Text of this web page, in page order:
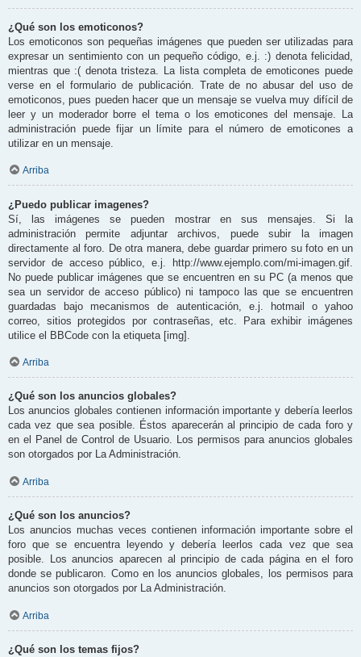
¿Qué son los emoticonos?
Los emoticonos son pequeñas imágenes que pueden ser utilizadas para
expresar un sentimiento con un pequeño código, e.j. :) denota felicidad,
mientras que :( denota tristeza. La lista completa de emoticones puede
verse en el formulario de publicación. Trate de no abusar del uso de
emoticonos, pues pueden hacer que un mensaje se vuelva muy difícil de
leer y un moderador borre el tema o los emoticones del mensaje. La
administración puede fijar un límite para el número de emoticones a
utilizar en un mensaje.
Arriba
¿Puedo publicar imagenes?
Sí, las imágenes se pueden mostrar en sus mensajes. Si la
administración permite adjuntar archivos, puede subir la imagen
directamente al foro. De otra manera, debe guardar primero su foto en un
servidor de acceso público, e.j. http://www.ejemplo.com/mi-imagen.gif.
No puede publicar imágenes que se encuentren en su PC (a menos que
sea un servidor de acceso público) ni tampoco las que se encuentren
guardadas bajo mecanismos de autenticación, e.j. hotmail o yahoo
correo, sitios protegidos por contraseñas, etc. Para exhibir imágenes
utilice el BBCode con la etiqueta [img].
Arriba
¿Qué son los anuncios globales?
Los anuncios globales contienen información importante y debería leerlos
cada vez que sea posible. Éstos aparecerán al principio de cada foro y
en el Panel de Control de Usuario. Los permisos para anuncios globales
son otorgados por La Administración.
Arriba
¿Qué son los anuncios?
Los anuncios muchas veces contienen información importante sobre el
foro que se encuentra leyendo y debería leerlos cada vez que sea
posible. Los anuncios aparecen al principio de cada página en el foro
donde se publicaron. Como en los anuncios globales, los permisos para
anuncios son otorgados por La Administración.
Arriba
¿Qué son los temas fijos?